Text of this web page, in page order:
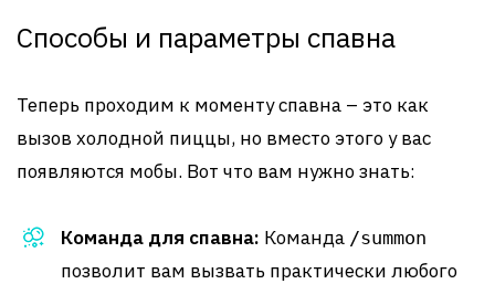
Способы и параметры спавна
Теперь проходим к моменту спавна – это как
вызов холодной пиццы, но вместо этого у вас
появляются мобы. Вот что вам нужно знать:
Команда для спавна: Команда /summon
позволит вам вызвать практически любого